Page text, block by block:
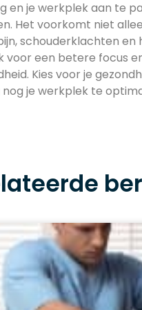
en je werkplek aan te
Het voorkomt niet
schouderklachten en
voor een betere focus
Kies voor je
je werkplek te